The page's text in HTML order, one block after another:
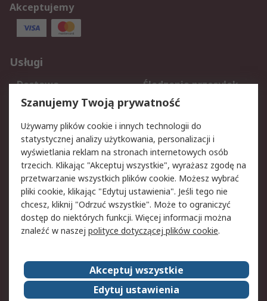
Akceptujemy
Usługi
Dostawa
Śledzenie przesyłek
Reklamacje i zwroty
Rejestracja
Aspekty prawne
Bezpieczeństwo e-
maila
Polityka dotycząca
plików cookie
Polityka prywatności
Użytkowanie witryny
Zastrzeżenia prawne
Warunki Sprzedaży
Kontakt
O firmie RS
RS na świecie
Szanujemy Twoją prywatność
Używamy plików cookie i innych technologii do
statystycznej analizy użytkowania, personalizacji i
wyświetlania reklam na stronach internetowych osób
trzecich. Klikając "Akceptuj wszystkie", wyrażasz zgodę na
przetwarzanie wszystkich plików cookie. Możesz wybrać
pliki cookie, klikając "Edytuj ustawienia". Jeśli tego nie
chcesz, kliknij "Odrzuć wszystkie". Może to ograniczyć
dostęp do niektórych funkcji. Więcej informacji można
znaleźć w naszej polityce dotyczącej plików cookie.
Akceptuj wszystkie
Edytuj ustawienia